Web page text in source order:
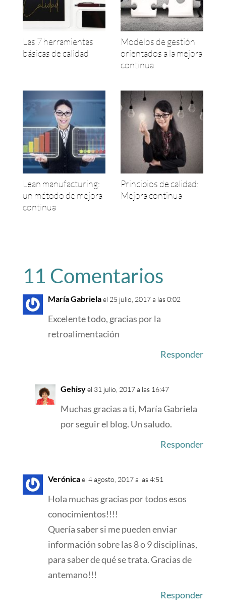
Las 7 herramientas
básicas de calidad
Modelos de gestión
orientados a la mejora
continua
Lean manufacturing:
un método de mejora
continua
Principios de calidad:
Mejora continua
11 Comentarios
María Gabrielael 25 julio, 2017 a las 0:02
Excelente todo, gracias por la
retroalimentación
Responder
Gehisyel 31 julio, 2017 a las 16:47
Muchas gracias a ti, María Gabriela
por seguir el blog. Un saludo.
Responder
Verónicael 4 agosto, 2017 a las 4:51
Hola muchas gracias por todos esos
conocimientos!!!!
Quería saber si me pueden enviar
información sobre las 8 o 9 disciplinas,
para saber de qué se trata. Gracias de
antemano!!!
Responder